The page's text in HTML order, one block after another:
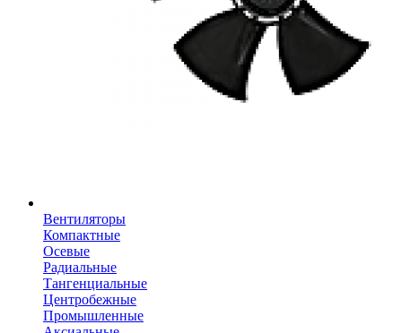
Вентиляторы
Компактные
Осевые
Радиальные
Тангенциальные
Центробежные
Промышленные